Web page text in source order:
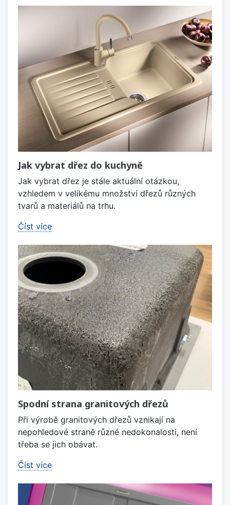
Jak vybrat dřez do kuchyně
Jak vybrat dřez je stále aktuální otázkou,
vzhledem v velikému množství dřezů různých
tvarů a materiálů na trhu.
Číst více
Spodní strana granitových dřezů
Při výrobě granitových dřezů vznikají na
nepohledové straně různé nedokonalosti, není
třeba se jich obávat.
Číst více